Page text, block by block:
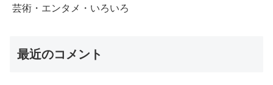
芸術・エンタメ・いろいろ
最近のコメント